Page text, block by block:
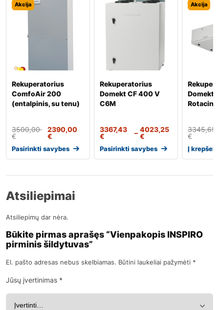
Akcija
Rekuperatorius
ComfoAir 200
(entalpinis, su tenu)
3500,00
€
2390,00
€
Pasirinkti savybes
Rekuperatorius
Domekt CF 400 V
C6M
3367,43
€
– 4023,25
€
Pasirinkti savybes
Akcija
Domekt
3345,65
€
Į krepšelį
Atsiliepimai
Atsiliepimų dar nėra.
Būkite pirmas aprašęs “Vienpakopis INSPIRO
pirminis šildytuvas”
El. pašto adresas nebus skelbiamas. Būtini laukeliai pažymėti *
Jūsų įvertinimas *